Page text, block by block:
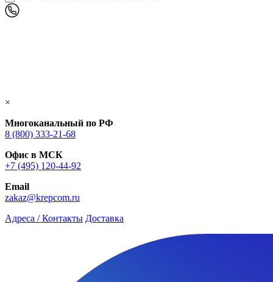
×
Многоканальный по РФ
8 (800) 333‑21-68
Офис в МСК
+7 (495) 120-44-92
Email
zakaz@krepcom.ru
Адреса / Контакты Доставка